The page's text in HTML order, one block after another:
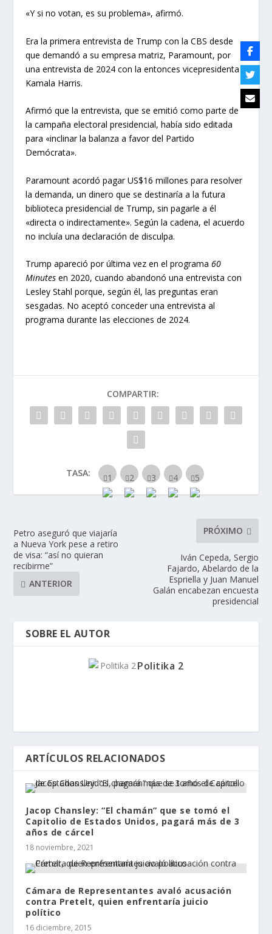
«Y si no votan, es su problema», afirmó.
Era la primera entrevista de Trump con la CBS desde
que demandó a su empresa matriz, Paramount, por
una entrevista de 2024 con la entonces vicepresidenta
Kamala Harris.
Afirmó que la entrevista, que se emitió como parte de
la campaña electoral presidencial, había sido editada
para «inclinar la balanza a favor del Partido
Demócrata».
Paramount acordó pagar US$16 millones para resolver
la demanda, un dinero que se destinaría a la futura
biblioteca presidencial de Trump, sin pagarle a él
«directa o indirectamente». Según la cadena, el acuerdo
no incluía una declaración de disculpa.
Trump apareció por última vez en el programa 60
Minutes en 2020, cuando abandonó una entrevista con
Lesley Stahl porque, según él, las preguntas eran
sesgadas. No aceptó conceder una entrevista al
programa durante las elecciones de 2024.
COMPARTIR:
TASA:
Petro aseguró que viajaría
a Nueva York pese a retiro
de visa: “así no quieran
recibirme”
ANTERIOR
PRÓXIMO
Iván Cepeda, Sergio
Fajardo, Abelardo de la
Espriella y Juan Manuel
Galán encabezan encuesta
presidencial
SOBRE EL AUTOR
Politika 2
ARTÍCULOS RELACIONADOS
Jacop Chansley: “El chamán” que se tomó el
Capitolio de Estados Unidos, pagará más de 3
años de cárcel
18 noviembre, 2021
Cámara de Representantes avaló acusación
contra Pretelt, quien enfrentaría juicio
político
16 diciembre, 2015